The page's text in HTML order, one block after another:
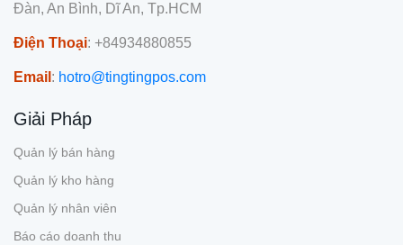
Đàn, An Bình, Dĩ An, Tp.HCM
Điện Thoại: +84934880855
Email : hotro@tingtingpos.com
Giải Pháp
Quản lý bán hàng
Quản lý kho hàng
Quản lý nhân viên
Báo cáo doanh thu